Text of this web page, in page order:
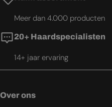
Meer dan 4.000 producten
20+ Haardspecialisten
14+ jaar ervaring
Over ons